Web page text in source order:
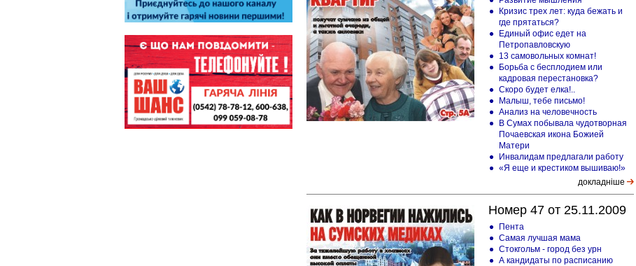
Кризис трех лет: куда бежать и
где прятаться?
Единый офис едет на
Петропавловскую
13 самовольных комнат!
Борьба с бесплодием или
кадровая перестановка?
Скоро будет елка!..
Малыш, тебе письмо!
Анализ на человечность
В Сумах побывала чудотворная
Почаевская икона Божией
Матери
Инвалидам предлагали работу
«Я еще и крестиком вышиваю!»
докладніше
Номер 47 от 25.11.2009
Пента
Самая лучшая мама
Стокгольм - город без урн
А кандидаты по расписанию